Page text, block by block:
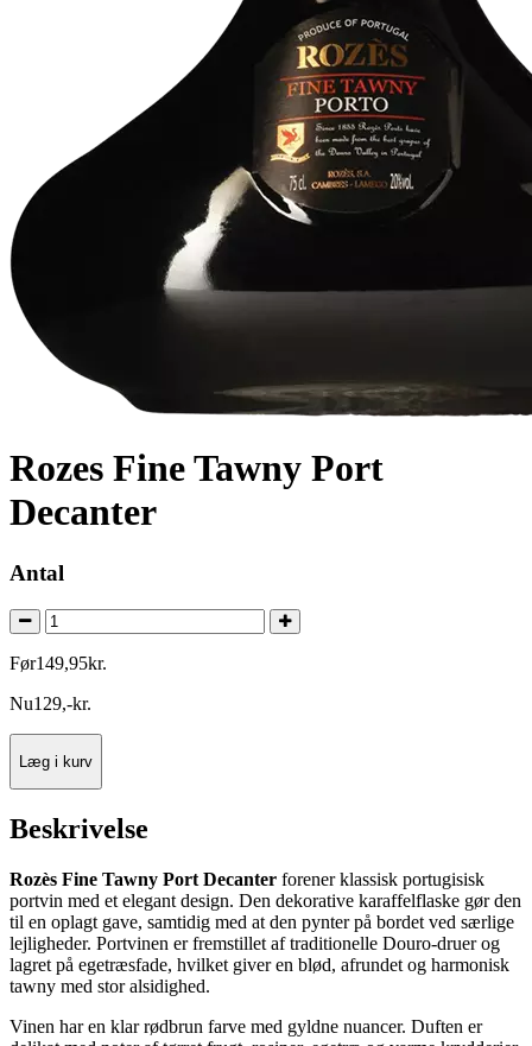
Rozes Fine Tawny Port
Decanter
Antal
Før149,95kr.
Nu129,-kr.
Læg i kurv
Beskrivelse
Rozès Fine Tawny Port Decanter forener klassisk portugisisk
portvin med et elegant design. Den dekorative karaffelflaske gør den
til en oplagt gave, samtidig med at den pynter på bordet ved særlige
lejligheder. Portvinen er fremstillet af traditionelle Douro-druer og
lagret på egetræsfade, hvilket giver en blød, afrundet og harmonisk
tawny med stor alsidighed.
Vinen har en klar rødbrun farve med gyldne nuancer. Duften er